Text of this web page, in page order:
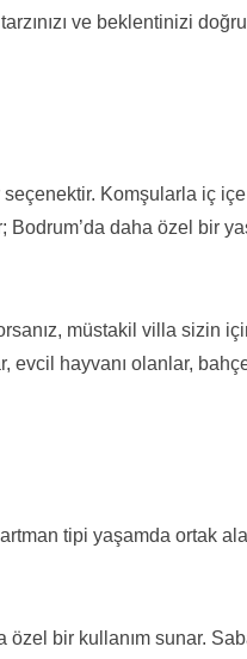
ve beklentinizi doğru
Komşularla iç içe
Bodrum’da daha özel bir
müstakil villa sizin
evcil hayvanı olanlar,
tipi yaşamda ortak
özel bir kullanım sunar.